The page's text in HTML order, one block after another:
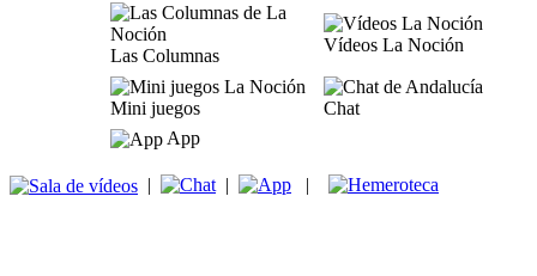
Las Columnas
Vídeos La Noción
Mini juegos
Chat
App
| | |